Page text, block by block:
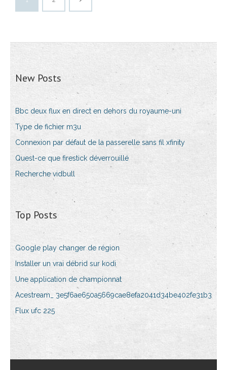
New Posts
Bbc deux flux en direct en dehors du royaume-uni
Type de fichier m3u
Connexion par défaut de la passerelle sans fil xfinity
Quest-ce que firestick déverrouillé
Recherche vidbull
Top Posts
Google play changer de région
Installer un vrai débrid sur kodi
Une application de championnat
Acestream_ 3e5f6ae650a5669cae8efa2041d34be402fe31b3
Flux ufc 225